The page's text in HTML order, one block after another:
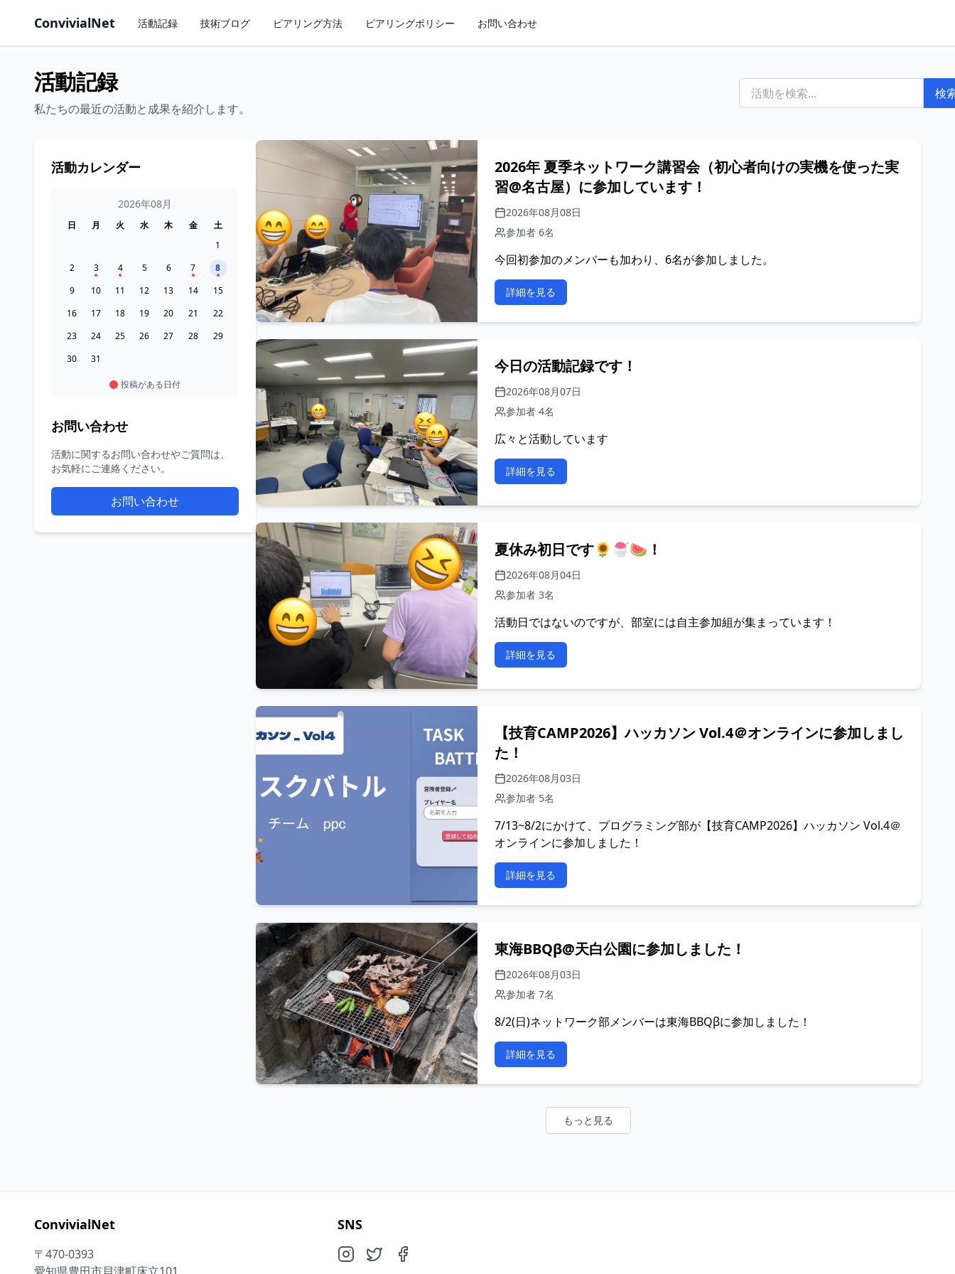
ConvivialNet 活動記録 技術ブログ ピアリング方法 ピアリングポリシー お問い合わせ
活動記録
私たちの最近の活動と成果を紹介します。
検
活動カレンダー
2026年08月
日 月 火 水 木 金
土
1
2
3 4 5 6 7
8
9
10 11 12 13 14
15
16
17 18 19 20 21
22
23
24 25 26 27 28
29
30
31
投稿がある日付
お問い合わせ
活動に関するお問い合わせやご質問は、
お気軽にご連絡ください。
お問い合わせ
2026年 夏季ネットワーク講習会（初心者向けの実機を使った実
習@名古屋）に参加しています！
2026年08月08日
参加者 6名
今回初参加のメンバーも加わり、6名が参加しました。
詳細を見る
今日の活動記録です！
2026年08月07日
参加者 4名
広々と活動しています
詳細を見る
夏休み初日です🌻🍧🍉！
2026年08月04日
参加者 3名
活動日ではないのですが、部室には自主参加組が集まっています！
詳細を見る
【技育CAMP2026】ハッカソン Vol.4＠オンラインに参加しまし
た！
2026年08月03日
参加者 5名
7/13~8/2にかけて、プログラミング部が【技育CAMP2026】ハッカソン Vol.4＠
オンラインに参加しました！
詳細を見る
東海BBQβ@天白公園に参加しました！
2026年08月03日
参加者 7名
8/2(日)ネットワーク部メンバーは東海BBQβに参加しました！
詳細を見る
もっと見る
ConvivialNet
〒470-0393
SNS